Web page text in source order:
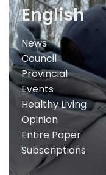
English
News
Council
Provincial
Events
Healthy Living
Opinion
Entire Paper
Subscriptions